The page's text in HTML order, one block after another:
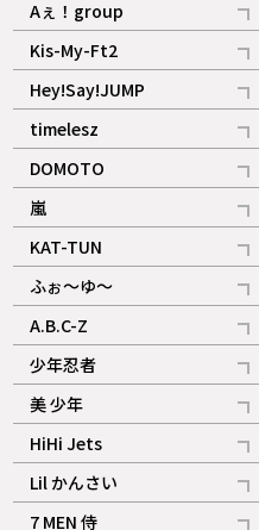
Aぇ！group
記事
Kis-My-Ft2
記事
ギャラリー
Hey!Say!JUMP
記事
timelesz
記事
DOMOTO
記事
嵐
記事
KAT-TUN
記事
ふぉ～ゆ～
記事
A.B.C-Z
記事
ギャラリー
少年忍者
記事
美 少年
記事
HiHi Jets
記事
Lil かんさい
記事
7 MEN 侍